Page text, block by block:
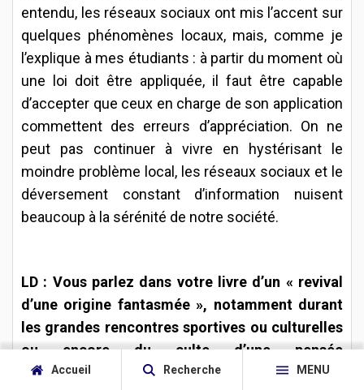
Accueil Recherche MENU
entendu, les réseaux sociaux ont mis l’accent sur
quelques phénomènes locaux, mais, comme je
l’explique à mes étudiants : à partir du moment où
une loi doit être appliquée, il faut être capable
d’accepter que ceux en charge de son application
commettent des erreurs d’appréciation. On ne
peut pas continuer à vivre en hystérisant le
moindre problème local, les réseaux sociaux et le
déversement constant d’information nuisent
beaucoup à la sérénité de notre société.
LD : Vous parlez dans votre livre d’un « revival
d’une origine fantasmée », notamment durant
les grandes rencontres sportives ou culturelles
ou encore du culte d’une pensée
« décoloniale ». Or, ce droit à la différence a été